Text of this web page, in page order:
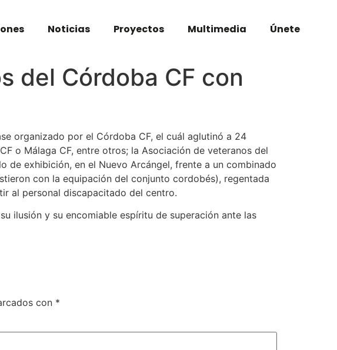
Noticias Proyectos Multimedia Únete
del Córdoba CF con
organizado por el Córdoba CF, el cuál aglutinó a 24
o Málaga CF, entre otros; la Asociación de veteranos del
exhibición, en el Nuevo Arcángel, frente a un combinado
con la equipación del conjunto cordobés), regentada
al personal discapacitado del centro.
ilusión y su encomiable espíritu de superación ante las
con *